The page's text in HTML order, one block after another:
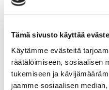
Tämä sivusto käyttää
Käytämme evästeitä
räätälöimiseen, sosiaalisen
tukemiseen ja
jaamme sosiaalisen